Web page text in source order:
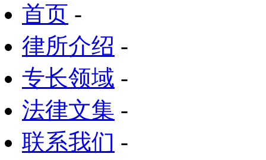
首页 -
律所介绍 -
专长领域 -
法律文集 -
联系我们 -